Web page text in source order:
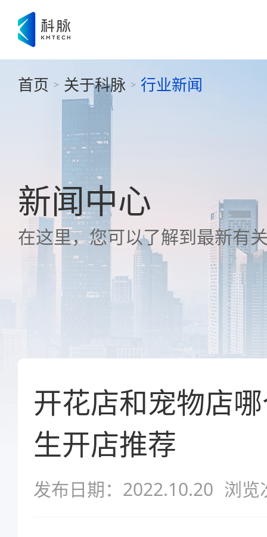
首页 > 关于科脉 > 行业新闻
新闻中心
在这里，您可以了解到最新有
开花店和宠物店
生开店推荐
发布日期：2022.10.20 浏览